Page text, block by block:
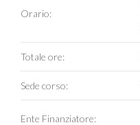
Orario:
Totale ore:
Sede corso:
Ente Finanziatore: